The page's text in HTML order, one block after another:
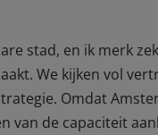
stad, en ik merk
We kijken vol
Omdat
van de capaciteit